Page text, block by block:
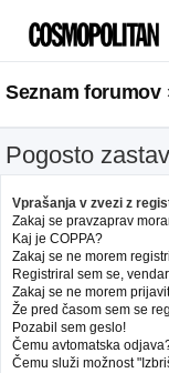
Seznam forumov
Pogosto
Vprašanja v zvezi z
Zakaj se pravzaprav
Kaj je COPPA?
Zakaj se ne morem
Registriral sem se,
Zakaj se ne morem
Že pred časom sem se
Pozabil sem geslo!
Čemu avtomatska
Čemu služi možnost